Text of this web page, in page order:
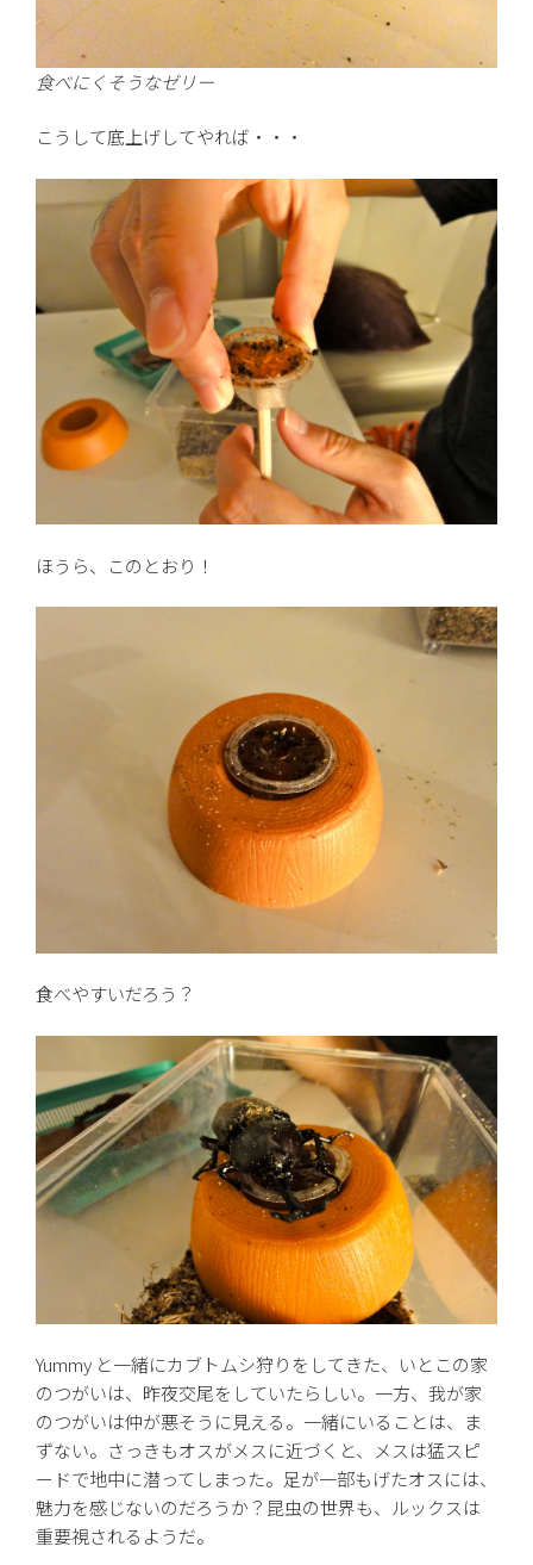
食べにくそうなゼリー
こうして底上げしてやれば・・・
ほうら、このとおり！
食べやすいだろう？
Yummy と一緒にカブトムシ狩りをしてきた、いとこの家
のつがいは、昨夜交尾をしていたらしい。一方、我が家
のつがいは仲が悪そうに見える。一緒にいることは、ま
ずない。さっきもオスがメスに近づくと、メスは猛スピ
ードで地中に潜ってしまった。足が一部もげたオスには、
魅力を感じないのだろうか？昆虫の世界も、ルックスは
重要視されるようだ。